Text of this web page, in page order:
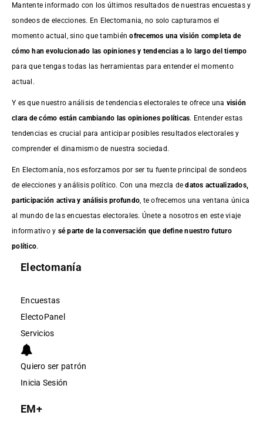
Mantente informado con los últimos resultados de nuestras encuestasy
sondeos de elecciones. En Electomania, no solo capturamos el
momento actual, sino que tambiénofrecemos una visión completa de
cómo han evolucionado las opiniones y tendencias a lo largo del tiempo
para que tengas todas las herramientas para entender el momento
actual.
Y es que nuestro análisis de tendencias electorales te ofrece una visión
clara de cómo están cambiando las opiniones políticas. Entender estas
tendencias es crucial para anticipar posibles resultados electorales y
comprender el dinamismo de nuestra sociedad.
En Electomanía, nos esforzamos por ser tu fuente principal de sondeos
de elecciones y análisis político. Con una mezcla dedatos actualizados,
participación activa y análisis profundo , te ofrecemos una ventana única
al mundo de las encuestas electorales. Únete a nosotros en este viaje
informativo y sé parte de la conversación que define nuestro futuro
político.
Electomanía
Encuestas
ElectoPanel
Servicios
Quiero ser patrón
Inicia Sesión
EM+